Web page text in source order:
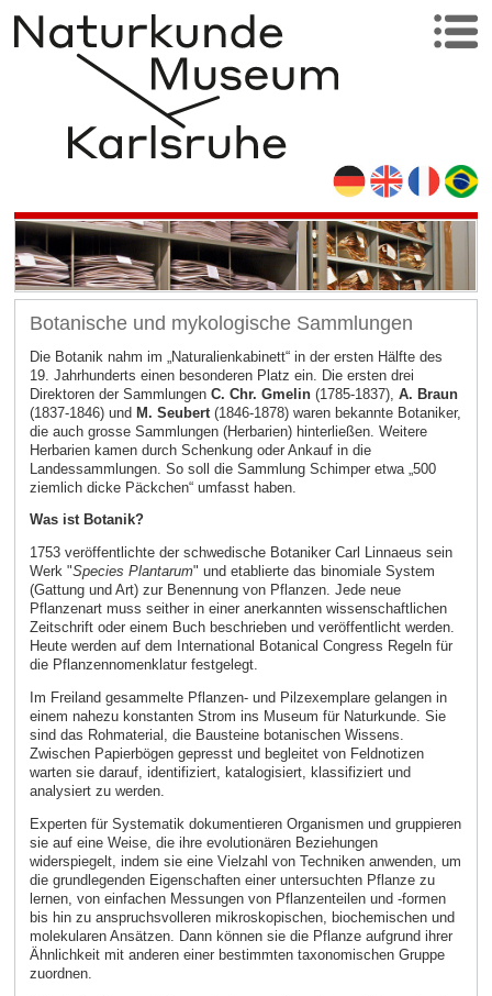
Botanische und mykologische Sammlungen
Die Botanik nahm im „Naturalienkabinett“ in der ersten Hälfte des
19. Jahrhunderts einen besonderen Platz ein. Die ersten drei
Direktoren der Sammlungen C. Chr. Gmelin(1785-1837), A. Braun
(1837-1846) und M. Seubert(1846-1878) waren bekannte Botaniker,
die auch grosse Sammlungen (Herbarien) hinterließen. Weitere
Herbarien kamen durch Schenkung oder Ankauf in die
Landessammlungen. So soll die Sammlung Schimper etwa „500
ziemlich dicke Päckchen“ umfasst haben.
Was ist Botanik?
1753 veröffentlichte der schwedische Botaniker Carl Linnaeus sein
Werk "Species Plantarum" und etablierte das binomiale System
(Gattung und Art) zur Benennung von Pflanzen. Jede neue
Pflanzenart muss seither in einer anerkannten wissenschaftlichen
Zeitschrift oder einem Buch beschrieben und veröffentlicht werden.
Heute werden auf dem International Botanical Congress Regeln für
die Pflanzennomenklatur festgelegt.
Im Freiland gesammelte Pflanzen- und Pilzexemplare gelangen in
einem nahezu konstanten Strom ins Museum für Naturkunde. Sie
sind das Rohmaterial, die Bausteine botanischen Wissens.
Zwischen Papierbögen gepresst und begleitet von Feldnotizen
warten sie darauf, identifiziert, katalogisiert, klassifiziert und
analysiert zu werden.
Experten für Systematik dokumentieren Organismen und gruppieren
sie auf eine Weise, die ihre evolutionären Beziehungen
widerspiegelt, indem sie eine Vielzahl von Techniken anwenden, um
die grundlegenden Eigenschaften einer untersuchten Pflanze zu
lernen, von einfachen Messungen von Pflanzenteilen und -formen
bis hin zu anspruchsvolleren mikroskopischen, biochemischen und
molekularen Ansätzen. Dann können sie die Pflanze aufgrund ihrer
Ähnlichkeit mit anderen einer bestimmten taxonomischen Gruppe
zuordnen.